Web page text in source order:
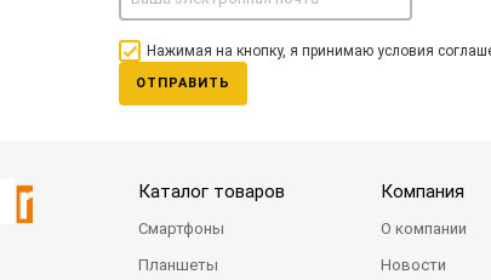
Нажимая на кнопку, я принимаю условия
ОТПРАВИТЬ
Каталог товаров
Смартфоны
Планшеты
Компания
О компании
Новости